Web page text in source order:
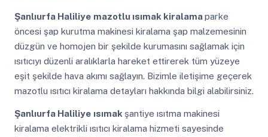
Şanlıurfa Haliliye mazotlu ısımak kiralamaparke
öncesi şap kurutma makinesi kiralama şap malzemesinin
düzgün ve homojen bir şekilde kurumasını sağlamak için
ısıtıcıyı düzenli aralıklarla hareket ettirerek tüm yüzeye
eşit şekilde hava akımı sağlayın. Bizimle iletişime geçerek
mazotlu ısıtıcı kiralama detayları hakkında bilgi alabilirsiniz.
Şanlıurfa Haliliye ısımak şantiye ısıtma makinesi
kiralama elektrikli ısıtıcı kiralama hizmeti sayesinde